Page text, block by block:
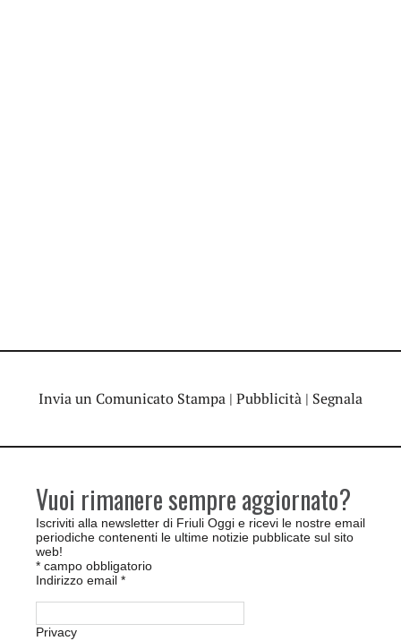
Invia un Comunicato Stampa | Pubblicità | Segnala
Vuoi rimanere sempre aggiornato?
Iscriviti alla newsletter di Friuli Oggi e ricevi le nostre email
periodiche contenenti le ultime notizie pubblicate sul sito
web!
* campo obbligatorio
Indirizzo email *
Privacy